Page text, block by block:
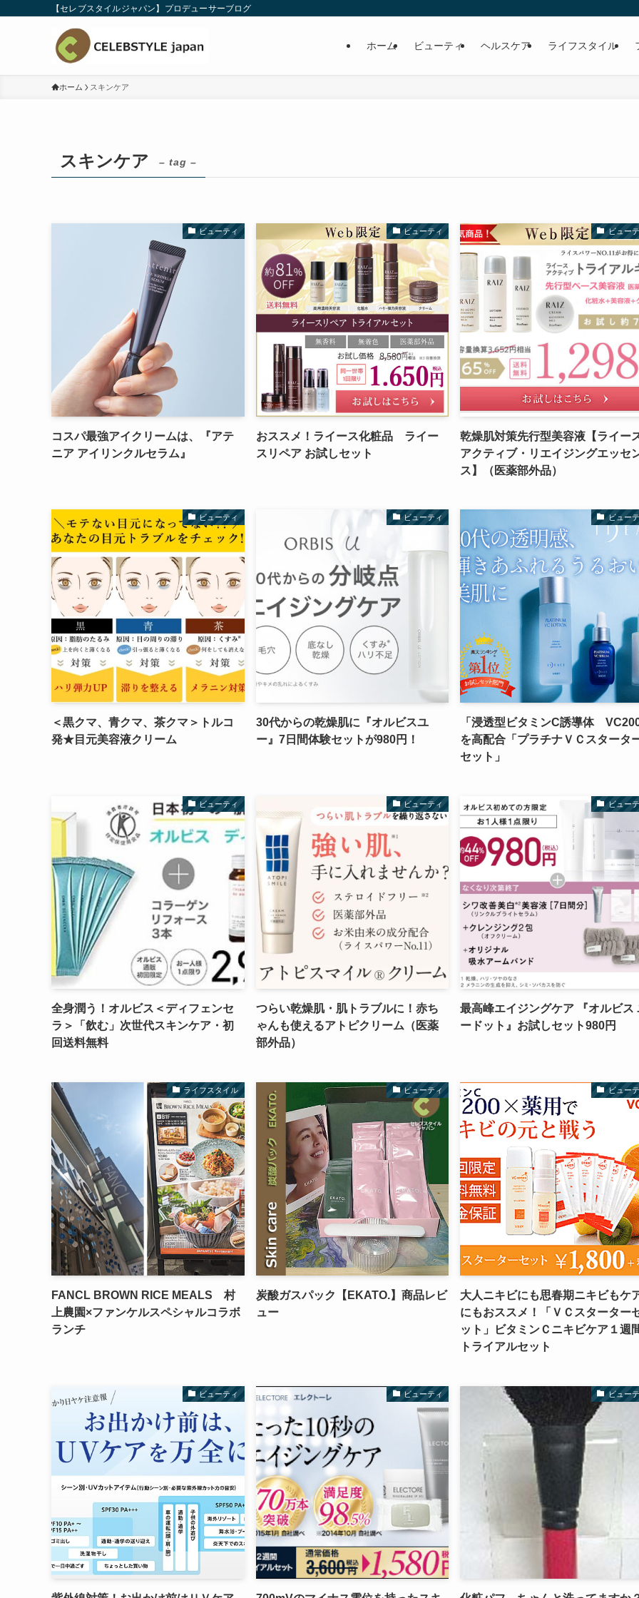
【セレブスタイルジャパン】プロデューサーブログ
ホーム ビューティ ヘルスケア ライフスタイル
ホーム スキンケア
スキンケア – tag –
ビューティ
コスパ最強アイクリームは、『アテ
ニア アイリンクルセラム』
ビューティ
おススメ！ライース化粧品 ライー
スリペア お試しセット
ビュー
乾燥肌対策先行型美容液【ライー
アクティブ・リエイジングエッセ
ス】（医薬部外品）
ビューティ
＜黒クマ、青クマ、茶クマ＞トルコ
発★目元美容液クリーム
ビューティ
30代からの乾燥肌に『オルビスユ
ー』7日間体験セットが980円！
ビュー
「浸透型ビタミンC誘導体
を高配合「プラチナＶＣスタータ
セット」
ビューティ
全身潤う！オルビス＜ディフェンセ
ラ＞「飲む」次世代スキンケア・初
回送料無料
ビューティ
つらい乾燥肌・肌トラブルに！赤ち
ゃんも使えるアトピクリーム（医薬
部外品）
ビュー
最高峰エイジングケア 『オルビス
ードット』お試しセット980円
ライフスタイル
FANCL BROWN RICE MEALS 村
上農園×ファンケルスペシャルコラボ
ランチ
ビューティ
炭酸ガスパック【EKATO.】商品レビ
ュー
ビュー
大人ニキビにも思春期ニキビもケ
にもおススメ！「ＶＣスターター
ット」ビタミンＣニキビケア１週
トライアルセット
ビューティ ビューティ ビュー